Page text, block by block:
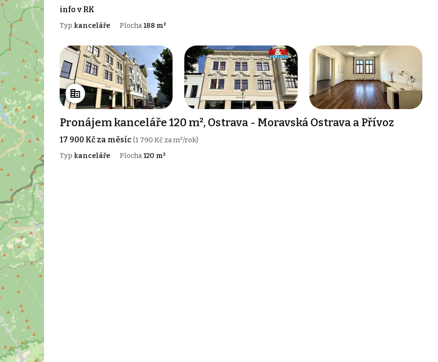
info v RK
Typ kanceláře Plocha188 m²
Pronájem kanceláře 120 m², Ostrava - Moravská Ostrava a Přívoz
17 900 Kč za měsíc(1 790 Kč za m²/rok)
Typ kanceláře Plocha120 m²